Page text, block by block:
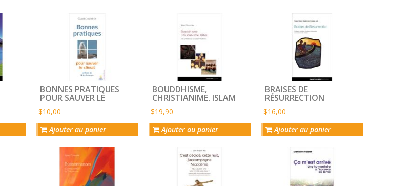
BONNES PRATIQUES
POUR SAUVER LE
CLIMAT
$10,00
Ajouter au panier
BOUDDHISME,
CHRISTIANIME, ISLAM
$19,90
Ajouter au panier
BRAISES DE
RÉSURRECTION
$16,00
Ajouter au panier